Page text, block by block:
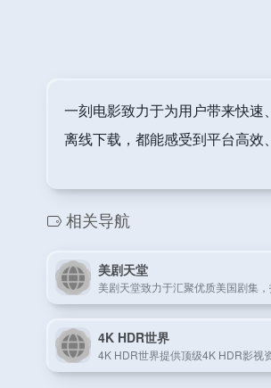
一刻电影致力于为用户带来快
离线下载，都能感受到平台高效
相关导航
美剧天堂
4K HDR世界